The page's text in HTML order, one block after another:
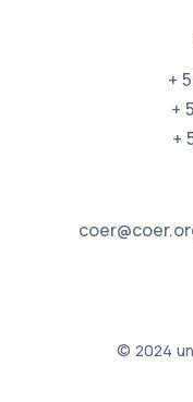
+
+
+
© 2024